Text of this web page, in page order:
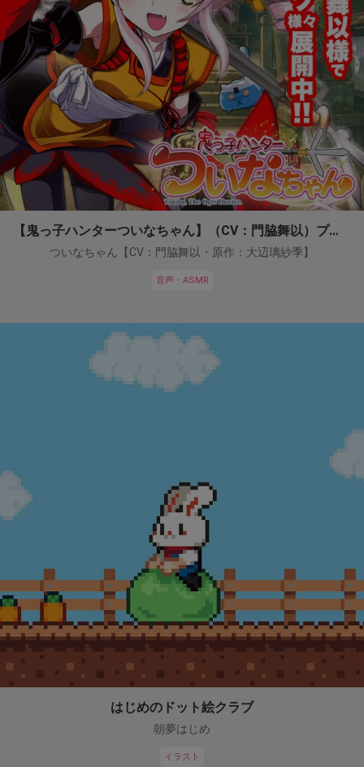
【鬼っ子ハンターついなちゃん】（CV：門脇舞以）プロジェクト！
ついなちゃん【CV：門脇舞以・原作：大辺璃紗季】
音声・ASMR
はじめのドット絵クラブ
朝夢はじめ
イラスト